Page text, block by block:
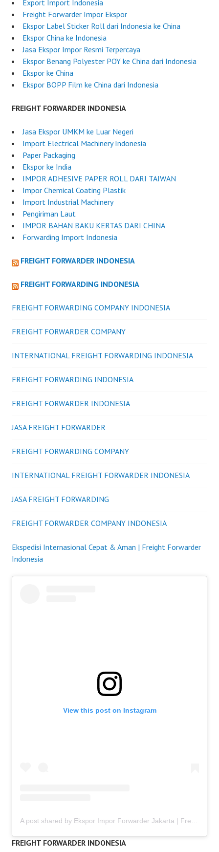
Export Import Indonesia
Freight Forwarder Impor Ekspor
Ekspor Label Sticker Roll dari Indonesia ke China
Ekspor China ke Indonesia
Jasa Ekspor Impor Resmi Terpercaya
Ekspor Benang Polyester POY ke China dari Indonesia
Ekspor ke China
Ekspor BOPP Film ke China dari Indonesia
FREIGHT FORWARDER INDONESIA
Jasa Ekspor UMKM ke Luar Negeri
Import Electrical Machinery Indonesia
Paper Packaging
Ekspor ke India
IMPOR ADHESIVE PAPER ROLL DARI TAIWAN
Impor Chemical Coating Plastik
Import Industrial Machinery
Pengiriman Laut
IMPOR BAHAN BAKU KERTAS DARI CHINA
Forwarding Import Indonesia
FREIGHT FORWARDER INDONESIA
FREIGHT FORWARDING INDONESIA
FREIGHT FORWARDING COMPANY INDONESIA
FREIGHT FORWARDER COMPANY
INTERNATIONAL FREIGHT FORWARDING INDONESIA
FREIGHT FORWARDING INDONESIA
FREIGHT FORWARDER INDONESIA
JASA FREIGHT FORWARDER
FREIGHT FORWARDING COMPANY
INTERNATIONAL FREIGHT FORWARDER INDONESIA
JASA FREIGHT FORWARDING
FREIGHT FORWARDER COMPANY INDONESIA
Ekspedisi Internasional Cepat & Aman | Freight Forwarder
Indonesia
View this post on Instagram
FREIGHT FORWARDER INDONESIA